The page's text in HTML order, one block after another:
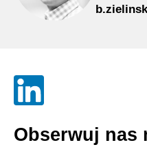
Obserwuj nas